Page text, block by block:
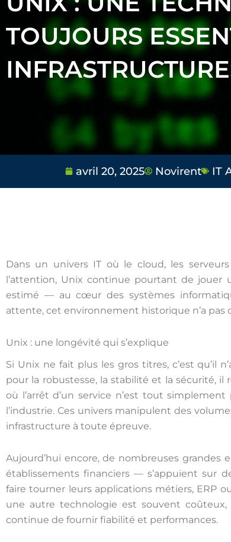
TOUJOURS
avril 20, 2025 Novirent IT
Dans un univers IT où le cloud, les
l’attention, Unix continue pourtant de
estimé — au cœur des systèmes
attente, cet environnement historique n’a pas
Unix : une longévité qui s’explique
Si Unix ne fait plus les gros titres, c’est qu’il
pour la robustesse, la stabilité et la sécurité,
où l’arrêt d’un service n’est tout
l’industrie. Ces univers manipulent des
infrastructure à toute épreuve.
Aujourd’hui encore, de nombreuses
établissements financiers — s’appuient sur
faire tourner leurs applications métiers, ERP
une autre technologie est souvent
continue de fournir fiabilité et performances.